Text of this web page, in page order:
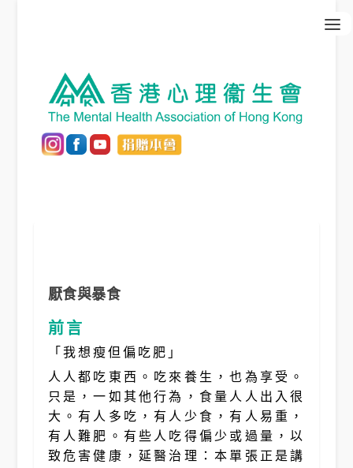
厭食與暴食
前言
「我想瘦但偏吃肥」
人人都吃東西。吃來養生，也為享受。
只是，一如其他行為，食量人人出入很
大。有人多吃，有人少食，有人易重，
有人難肥。有些人吃得偏少或過量，以
致危害健康，延醫治理：本單張正是講